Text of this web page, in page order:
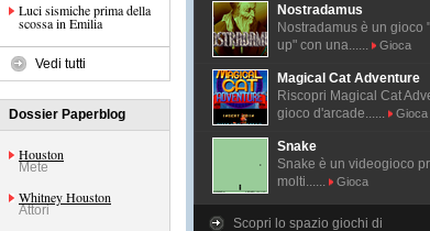
Luci sismiche prima della
scossa in Emilia
Vedi tutti
Dossier Paperblog
Houston
Mete
Whitney Houston
Attori
Nostradamus
Nostradamus è un gioco
up" con una......
Gioca
Magical Cat Adventure
Riscopri Magical Cat
gioco d'arcade......
Gioca
Snake
Snake è un videogioco
molti......
Gioca
Scopri lo spazio giochi di